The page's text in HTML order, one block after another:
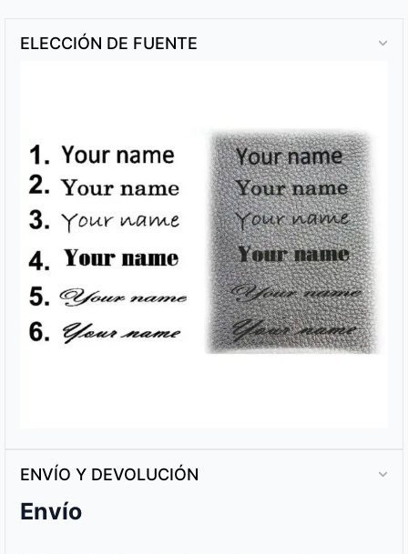
ELECCIÓN DE FUENTE
ENVÍO Y DEVOLUCIÓN
Envío